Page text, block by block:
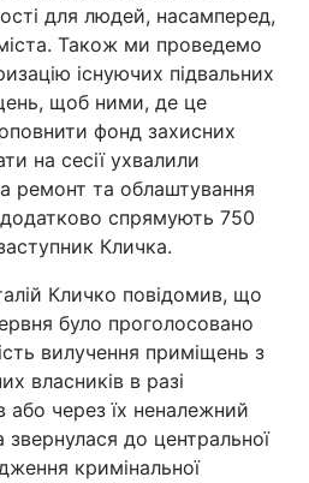
для людей, насамперед,
Також ми проведемо
існуючих підвальних
щоб ними, де це
фонд захисних
на сесії ухвалили
ремонт та облаштування
спрямують 750
Кличка.
Кличко повідомив, що
було проголосовано
вилучення приміщень з
власників в разі
або через їх неналежний
до центральної
кримінальної